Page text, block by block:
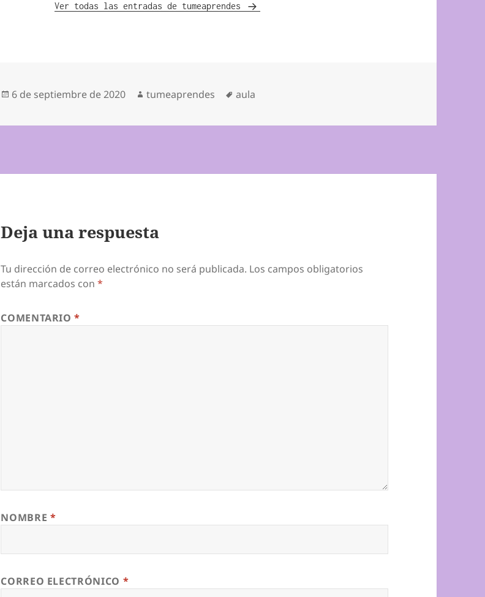
Ver todas las entradas de tumeaprendes
Publicado
6 de septiembre de 2020 Autor
tumeaprendes Etiquetas
aula
Deja una respuesta
Tu dirección de correo electrónico no será publicada. Los campos obligatorios
están marcados con*
COMENTARIO*
NOMBRE *
CORREO ELECTRÓNICO *